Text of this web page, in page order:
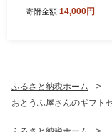
イチゴ 苺 フルーツ大
寄附金額 14,000円
ふるさと納税ホーム
おとうふ屋さんのギフト